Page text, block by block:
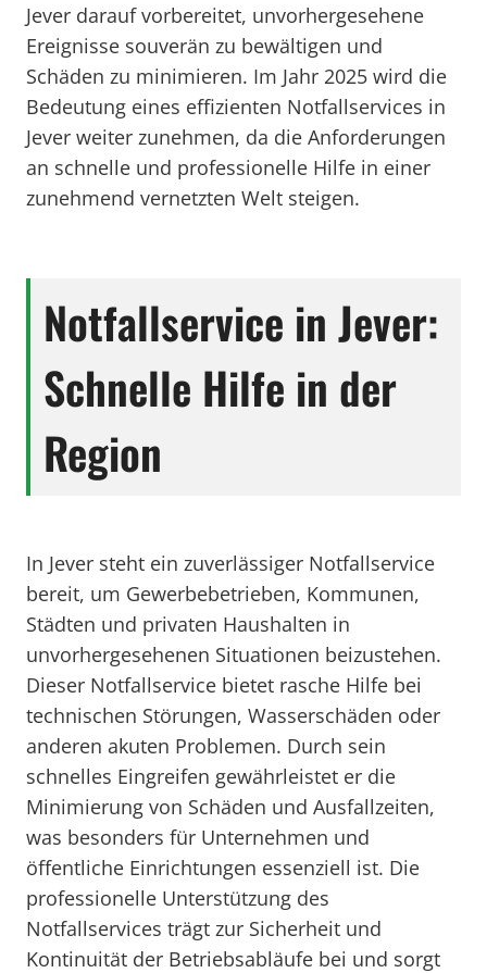
Jever darauf vorbereitet, unvorhergesehene
Ereignisse souverän zu bewältigen und
Schäden zu minimieren. Im Jahr 2025 wird die
Bedeutung eines effizienten Notfallservices in
Jever weiter zunehmen, da die Anforderungen
an schnelle und professionelle Hilfe in einer
zunehmend vernetzten Welt steigen.
Notfallservice in Jever:
Schnelle Hilfe in der
Region
In Jever steht ein zuverlässiger Notfallservice
bereit, um Gewerbebetrieben, Kommunen,
Städten und privaten Haushalten in
unvorhergesehenen Situationen beizustehen.
Dieser Notfallservice bietet rasche Hilfe bei
technischen Störungen, Wasserschäden oder
anderen akuten Problemen. Durch sein
schnelles Eingreifen gewährleistet er die
Minimierung von Schäden und Ausfallzeiten,
was besonders für Unternehmen und
öffentliche Einrichtungen essenziell ist. Die
professionelle Unterstützung des
Notfallservices trägt zur Sicherheit und
Kontinuität der Betriebsabläufe bei und sorgt